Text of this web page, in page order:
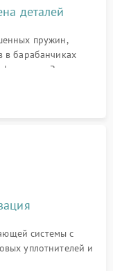
деталей
пружин,
в барабанчиках
Замена
восстановление
системы с
уплотнителей и
корпуса